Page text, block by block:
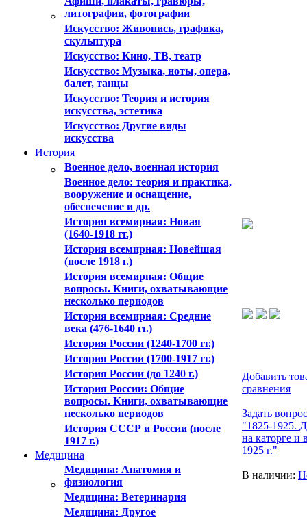
литографии, фотографии
Искусствo: Живопись, графика,
скульптура
Искусствo: Кино, ТВ, театр
Искусствo: Музыка, ноты, опера,
балет, танцы
Искусствo: Теория и история
искусства, эстетика
Искусство: Другие виды
искусства
История
Военное дело, военная история
Военное дело: теория и практика,
вооружение и оснащение,
обеспечение и др.
История всемирная: Новая
(1640-1918 гг.)
История всемирная: Новейшая
(после 1918 г.)
История всемирная: Общие
вопросы. Книги, охватывающие
несколько периодов
История всемирная: Средние
века (476-1640 гг.)
История России (1240-1700 гг.)
История России (1700-1917 гг.)
История России (до 1240 г.)
История России: Общие
вопросы. Книги, охватывающие
несколько периодов
История СССР и России (после
1917 г.)
Медицина
Медицина: Анатомия и
физиология
Медицина: Ветеринария
Медицина: Другое
Добавить
сравнения
Задать
"1825-1925.
на каторге и
1925 г."
В наличии: